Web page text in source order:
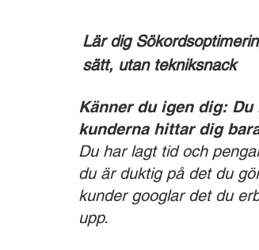
Lär dig
sätt, utan tekniksnack
Känner du igen dig:
kunderna hittar dig
Du har lagt tid och
du är duktig på det du
kunder googlar det du
upp.